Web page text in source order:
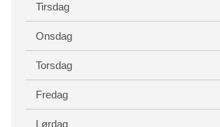
Tirsdag
Onsdag
Torsdag
Fredag
Lørdag